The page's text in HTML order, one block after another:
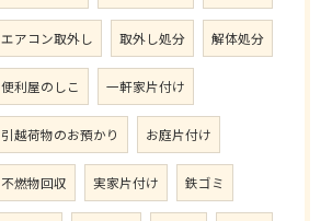
エアコン取外し 取外し処分 解体処分
便利屋のしこ 一軒家片付け
引越荷物のお預かり お庭片付け
不燃物回収 実家片付け 鉄ゴミ